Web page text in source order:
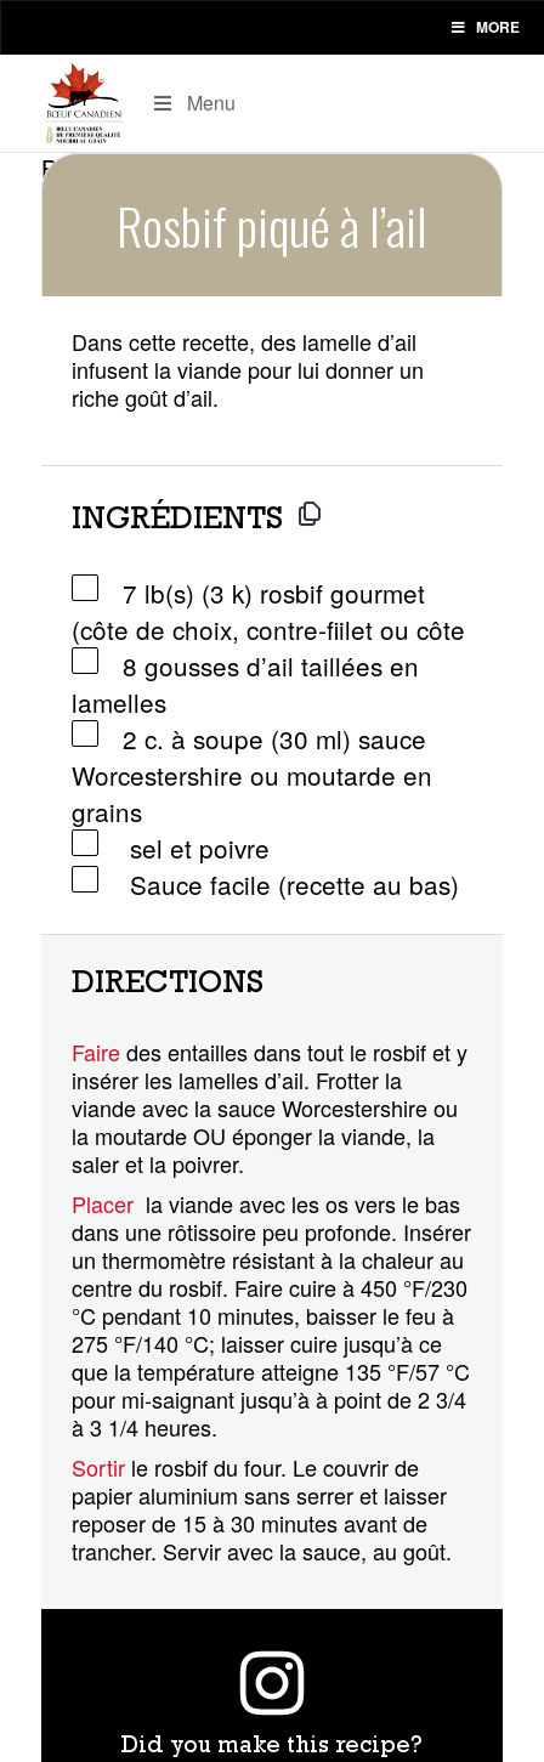
MORE
Menu
Rosbif piqué à l’ail
Dans cette recette, des lamelle d’ail
infusent la viande pour lui donner un
riche goût d’ail.
INGRÉDIENTS
7 lb(s) (3 k) rosbif gourmet
(côte de choix, contre-fiilet ou côte
8 gousses d’ail taillées en
lamelles
2 c. à soupe (30 ml) sauce
Worcestershire ou moutarde en
grains
sel et poivre
Sauce facile (recette au bas)
DIRECTIONS
Fairedes entailles dans tout le rosbif et y
insérer les lamelles d’ail. Frotter la
viande avec la sauce Worcestershire ou
la moutarde OU éponger la viande, la
saler et la poivrer.
Placer la viande avec les os vers le bas
dans une rôtissoire peu profonde. Insérer
un thermomètre résistant à la chaleur au
centre du rosbif. Faire cuire à 450 °F/230
°C pendant 10 minutes, baisser le feu à
275 °F/140 °C; laisser cuire jusqu’à ce
que la température atteigne 135 °F/57 °C
pour mi-saignant jusqu’à à point de 2 3/4
à 3 1/4 heures.
Sortir le rosbif du four. Le couvrir de
papier aluminium sans serrer et laisser
reposer de 15 à 30 minutes avant de
trancher. Servir avec la sauce, au goût.
Did you make this recipe?